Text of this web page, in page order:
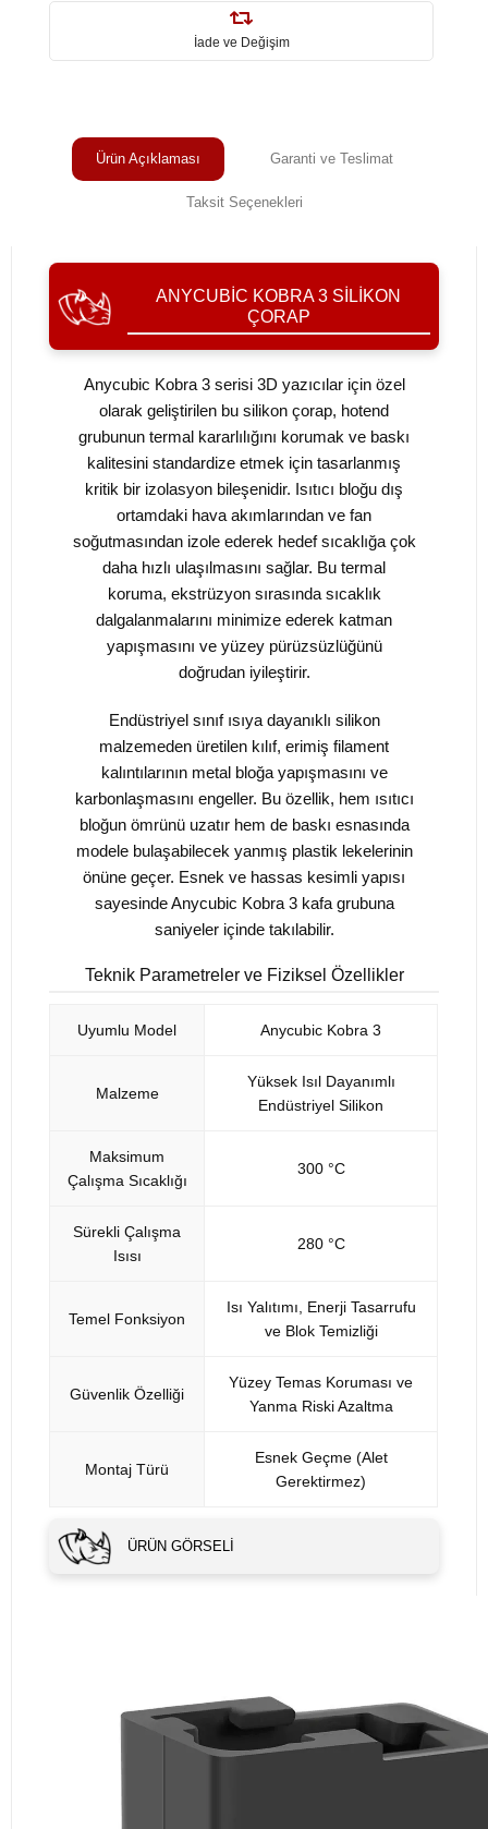
İade ve Değişim
Ürün Açıklaması Garanti ve Teslimat
Taksit Seçenekleri
ANYCUBIC KOBRA 3 SILIKON
ÇORAP
Anycubic Kobra 3 serisi 3D yazıcılar için özel
olarak geliştirilen bu silikon çorap, hotend
grubunun termal kararlılığını korumak ve baskı
kalitesini standardize etmek için tasarlanmış
kritik bir izolasyon bileşenidir. Isıtıcı bloğu dış
ortamdaki hava akımlarından ve fan
soğutmasından izole ederek hedef sıcaklığa çok
daha hızlı ulaşılmasını sağlar. Bu termal
koruma, ekstrüzyon sırasında sıcaklık
dalgalanmalarını minimize ederek katman
yapışmasını ve yüzey pürüzsüzlüğünü
doğrudan iyileştirir.
Endüstriyel sınıf ısıya dayanıklı silikon
malzemeden üretilen kılıf, erimiş filament
kalıntılarının metal bloğa yapışmasını ve
karbonlaşmasını engeller. Bu özellik, hem ısıtıcı
bloğun ömrünü uzatır hem de baskı esnasında
modele bulaşabilecek yanmış plastik lekelerinin
önüne geçer. Esnek ve hassas kesimli yapısı
sayesinde Anycubic Kobra 3 kafa grubuna
saniyeler içinde takılabilir.
Teknik Parametreler ve Fiziksel Özellikler
Uyumlu Model Anycubic Kobra 3
Malzeme
Yüksek Isıl Dayanımlı
Endüstriyel Silikon
Maksimum
Çalışma Sıcaklığı
300 °C
Sürekli Çalışma
Isısı
280 °C
Temel Fonksiyon
Isı Yalıtımı, Enerji Tasarrufu
ve Blok Temizliği
Güvenlik Özelliği
Yüzey Temas Koruması ve
Yanma Riski Azaltma
Montaj Türü
Esnek Geçme (Alet
Gerektirmez)
ÜRÜN GÖRSELI